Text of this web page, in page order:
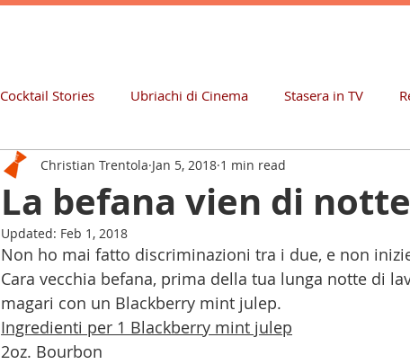
Cocktail Stories Ubriachi di Cinema Stasera in TV
La befana vien di
Christian Trentola Jan 5, 2018 1 min read
Updated: Feb 1, 2018
Non ho mai fatto discriminazioni tra i due, e non
Cara vecchia befana, prima della tua lunga notte di
magari con un Blackberry mint julep.
Ingredienti per 1 Blackberry mint julep
2oz. Bourbon